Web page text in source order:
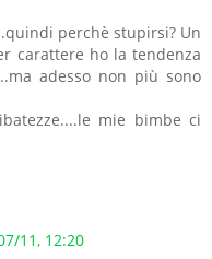
perchè stupirsi? Un
carattere ho la tendenza
adesso non più sono
mie bimbe ci
11, 12:20